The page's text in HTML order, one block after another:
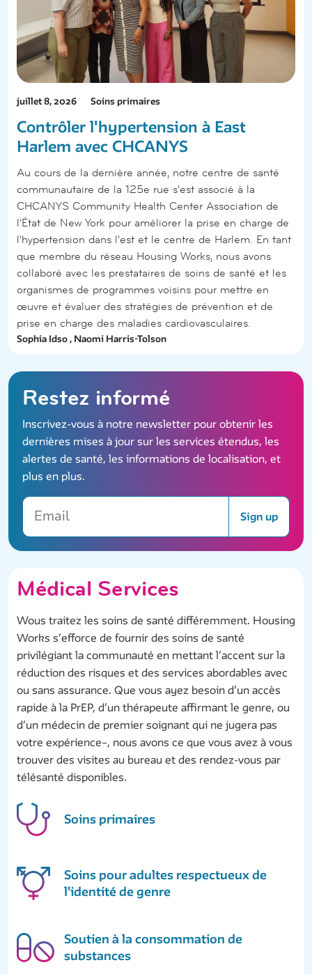
juillet 8, 2026 Soins primaires
Contrôler l'hypertension à East
Harlem avec CHCANYS
Au cours de la dernière année, notre centre de santé
communautaire de la 125e rue s'est associé à la
CHCANYS Community Health Center Association de
l'État de New York pour améliorer la prise en charge de
l'hypertension dans l'est et le centre de Harlem. En tant
que membre du réseau Housing Works, nous avons
collaboré avec les prestataires de soins de santé et les
organismes de programmes voisins pour mettre en
œuvre et évaluer des stratégies de prévention et de
prise en charge des maladies cardiovasculaires.
Sophia Idso , Naomi Harris-Tolson
Restez informé
Inscrivez-vous à notre newsletter pour obtenir les
dernières mises à jour sur les services étendus, les
alertes de santé, les informations de localisation, et
plus en plus.
Email
Sign up
Médical Services
Wous traitez les soins de santé différemment. Housing
Works s’efforce de fournir des soins de santé
privilégiant la communauté en mettant l’accent sur la
réduction des risques et des services abordables avec
ou sans assurance. Que vous ayez besoin d’un accès
rapide à la PrEP, d’un thérapeute affirmant le genre, ou
d’un médecin de premier soignant qui ne jugera pas
votre expérience–, nous avons ce que vous avez à vous
trouver des visites au bureau et des rendez-vous par
télésanté disponibles.
Soins primaires
Soins pour adultes respectueux de
l'identité de genre
Soutien à la consommation de
substances